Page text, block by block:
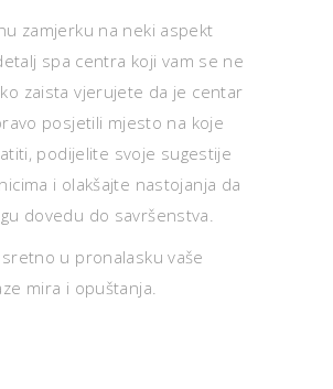
zamjerku na neki aspekt
spa centra koji vam se ne
zaista vjerujete da je centar
posjetili mjesto na koje
podijelite svoje sugestije
i olakšajte nastojanja da
dovedu do savršenstva.
u pronalasku vaše
mira i opuštanja.